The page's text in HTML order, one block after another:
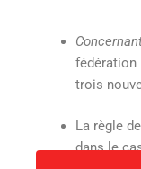
fédération
trois
La règle
dans le